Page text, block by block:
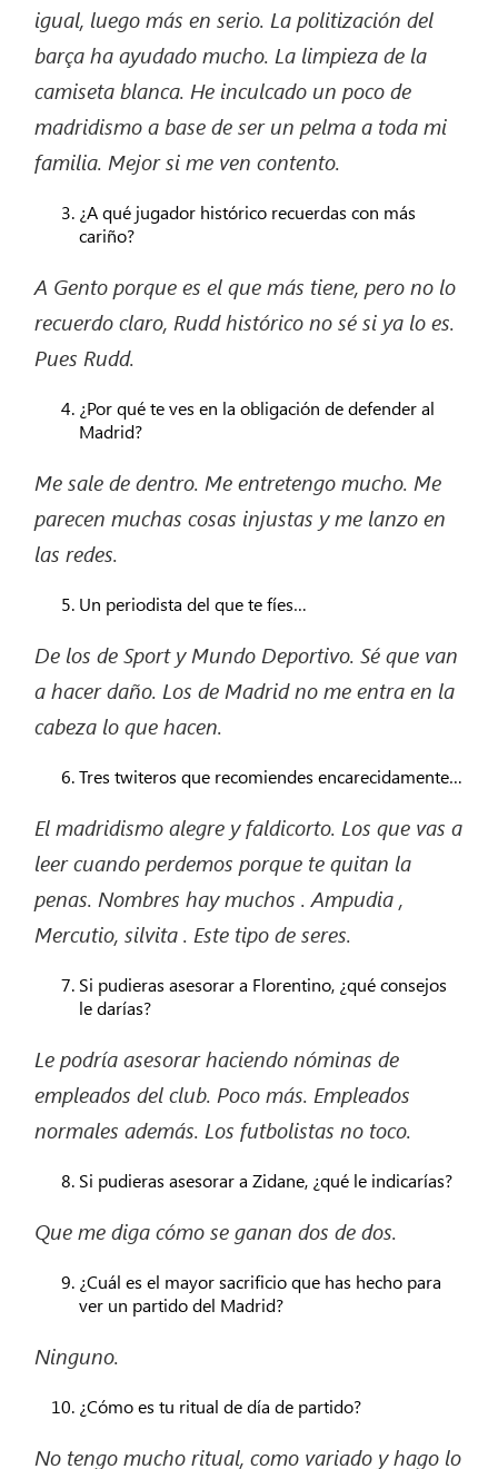
igual, luego más enserio. La politización del
barçaha ayudado mucho. La limpieza de la
camiseta blanca. He inculcado un pocode
madridismoa base de ser un pelma a toda mi
familia. Mejor si me ven contento.
¿A qué jugador histórico recuerdas con más
cariño?
A Gento porque es el que más tiene, pero no lo
recuerdo claro,Ruddhistórico no sé si ya lo es.
PuesRudd.
¿Por qué te ves en la obligación de defender al
Madrid?
Me sale dedentro. Me entretengo mucho. Me
parecen muchas cosas injustas y me lanzo en
las redes.
Un periodista del que te fíes…
De los de Sport y Mundo Deportivo. Sé que van
a hacer daño. Los de Madrid no me entra en la
cabeza lo quehacen.
Tres twiteros que recomiendes encarecidamente…
El madridismo alegre yfaldicorto. Los que vas a
leer cuando perdemos porque te quitan la
penas. Nombres haymuchos . Ampudia ,
Mercutio,silvita. Este tipo deseres.
Si pudieras asesorar a Florentino, ¿qué consejos
le darías?
Le podría asesorar haciendo nóminas de
empleados del club. Poco más. Empleados
normales además. Los futbolistas no toco.
Si pudieras asesorar a Zidane, ¿qué le indicarías?
Que me diga cómo se ganan dos de dos.
¿Cuál es el mayor sacrificio que has hecho para
ver un partido del Madrid?
Ninguno.
¿Cómo es tu ritual de día de partido?
No tengo mucho ritual, como variado y hago lo